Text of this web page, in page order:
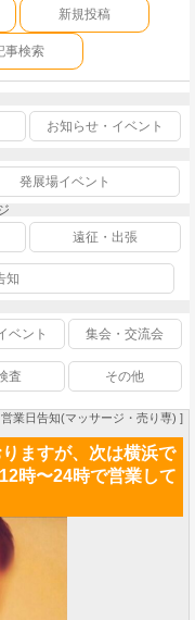
新規投稿
事検索
お知らせ・イベント
発展場イベント
遠征・出張
知
ベント 集会・交流会
査 その他
営業日告知(マッサージ・売り専) ]
ますが、次は横浜で
時〜24時で営業して